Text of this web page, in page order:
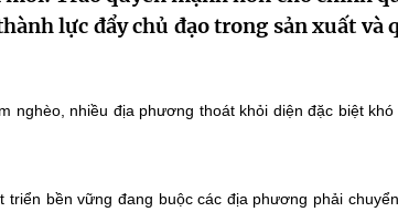
lực đẩy chủ đạo trong sản xuất và
nhiều địa phương thoát khỏi diện đặc biệt khó
bền vững đang buộc các địa phương phải